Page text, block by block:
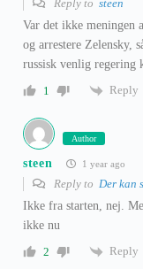
Reply to steen
Var det ikke meningen
og arrestere Zelensky,
russisk venlig regering
1
Reply
Author
steen 1 year ago
Reply to Der kan
Ikke fra starten, nej.
ikke nu
2
Reply